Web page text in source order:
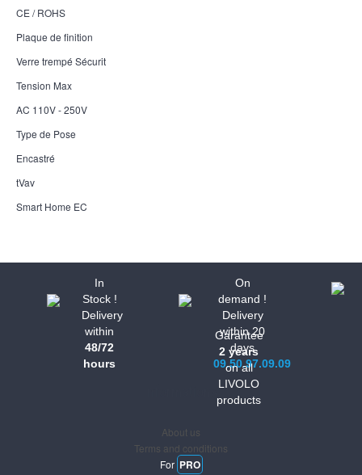
CE / ROHS
Plaque de finition
Verre trempé Sécurit
Tension Max
AC 110V - 250V
Type de Pose
Encastré
tVav
Smart Home EC
In
Stock !
Delivery
within
48/72
hours
On
demand !
Delivery
within 20
days
09.50.97.09.09
Garantee
2 years
on all
LIVOLO
products
About us
Terms and conditions
For PRO